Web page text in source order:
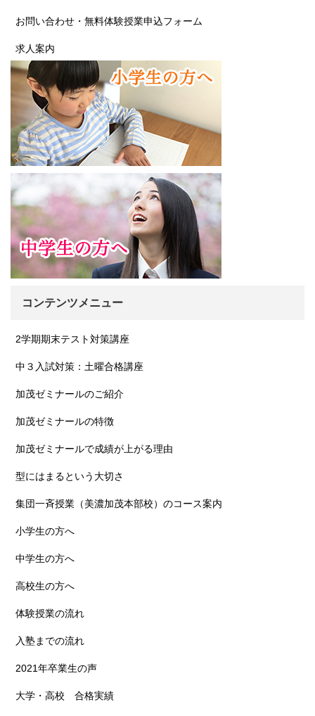
お問い合わせ・無料体験授業申込フォーム
求人案内
コンテンツメニュー
2学期期末テスト対策講座
中３入試対策：土曜合格講座
加茂ゼミナールのご紹介
加茂ゼミナールの特徴
加茂ゼミナールで成績が上がる理由
型にはまるという大切さ
集団一斉授業（美濃加茂本部校）のコース案内
小学生の方へ
中学生の方へ
高校生の方へ
体験授業の流れ
入塾までの流れ
2021年卒業生の声
大学・高校 合格実績